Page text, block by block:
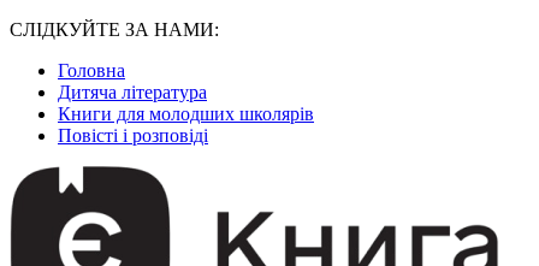
СЛІДКУЙТЕ ЗА НАМИ:
Головна
Дитяча література
Книги для молодших школярів
Повісті і розповіді